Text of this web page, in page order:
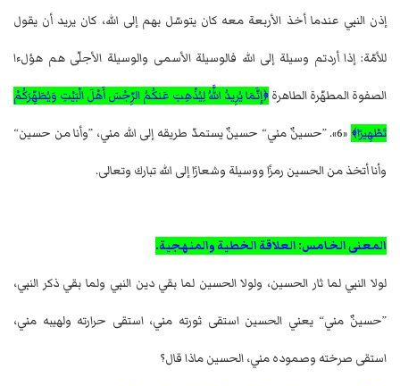
إذن النبي عندما أخذ الأربعة معه كان يتوسّل بهم إلى الله، كان يريد أن يقول
للأمّة: إذا أردتم وسيلة إلى الله فالوسيلة الأسمى والوسيلة الأجلّى هم هؤلءا
الصفوة المطهّرة الطاهرة ﴿إِنَّمَا يُرِيدُ اللَّهُ لِيُذْهِبَ عَنكُمُ الرِّجْسَ أَهْلَ الْبَيْتِ وَيُطَهِّرَكُمْ
تَطْهِيرًا﴾ «6». ”حسينٌ مني“ حسينٌ يستمدّ طريقه إلى الله مني، ”وأنا من حسين“
وأنا أتخذ من الحسين رمزًا ووسيلة وشعارًا إلى الله تبارك وتعالى.
المعنى الخامس: العلاقة الخطية والمنهجية.
لولا النبي لما ثار الحسين، ولولا الحسين لما بقي دين النبي ولما بقي ذكر النبي،
”حسينٌ مني“ يعني الحسين استقى ثورته مني، استقى حرارته ولهيبه مني،
استقى صرخته وصموده مني، الحسين ماذا قال؟